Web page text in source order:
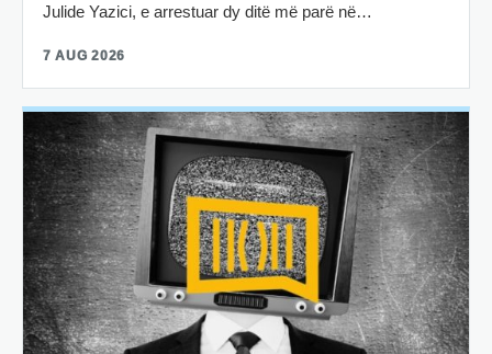
Julide Yazici, e arrestuar dy ditë më parë në…
7 AUG 2026